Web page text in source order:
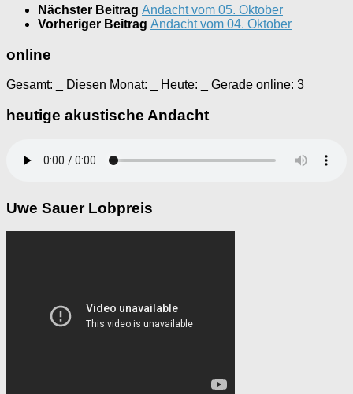
Nächster Beitrag Andacht vom 05. Oktober
Vorheriger Beitrag Andacht vom 04. Oktober
online
Gesamt: Diesen Monat: Heute: Gerade online: 3
heutige akustische Andacht
Uwe Sauer Lobpreis